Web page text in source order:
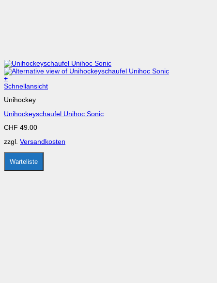
+
Dieses
weist
Varianten
Die
können
auf
der
Produktseite
gewählt
Schnellansicht
Unihockey
Unihockeyschaufel Unihoc Sonic
CHF 49.00
zzgl. Versandkosten
Warteliste